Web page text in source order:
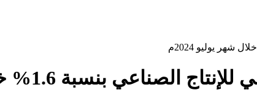
بنسبة 1.6% خلال شهر يوليو 2024م